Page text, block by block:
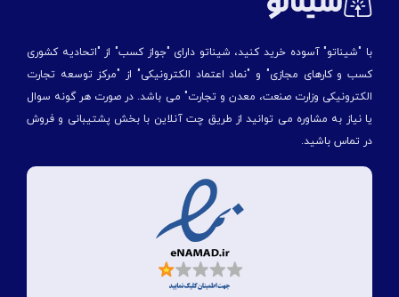
با "شیناتو" آسوده خرید کنید، شیناتو دارای "جواز کسب" از "اتحادیه کشوری
کسب و کارهای مجازی" و "نماد اعتماد الکترونیکی" از "مركز توسعه تجارت
الكترونیكی وزارت صنعت، معدن و تجارت" می باشد. در صورت هر گونه سوال
یا نیاز به مشاوره می توانید از طریق چت آنلاین با بخش پشتیبانی و فروش
در تماس باشید.